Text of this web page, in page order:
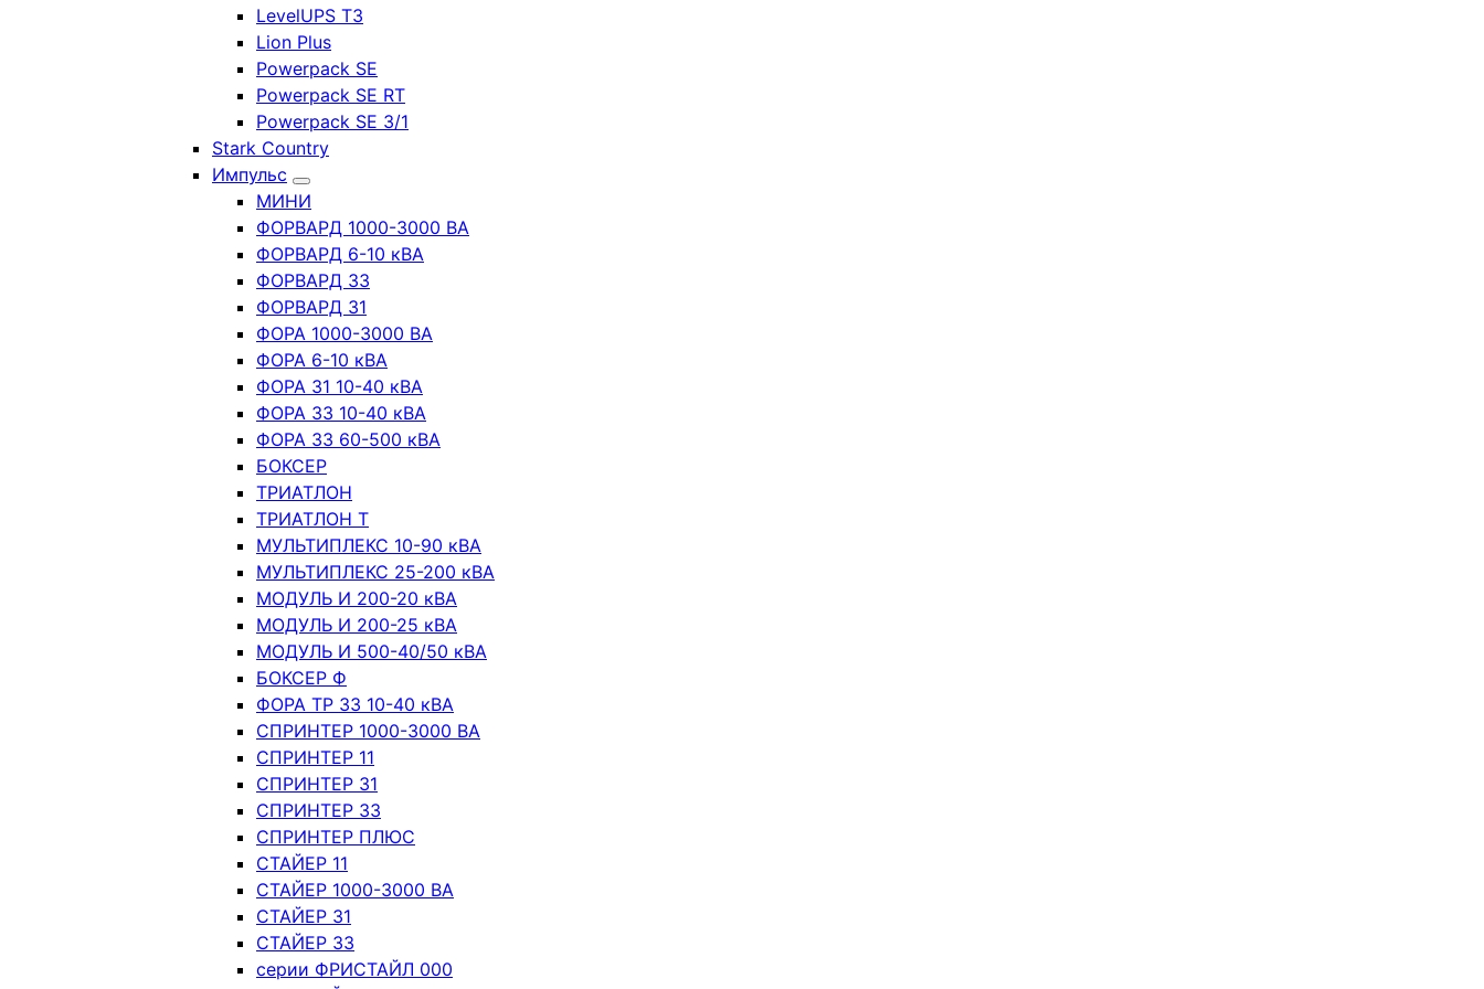
LevelUPS T3
Lion Plus
Powerpack SE
Powerpack SE RT
Powerpack SE 3/1
Stark Country
Импульс
МИНИ
ФОРВАРД 1000-3000 ВА
ФОРВАРД 6-10 кВА
ФОРВАРД 33
ФОРВАРД 31
ФОРА 1000-3000 ВА
ФОРА 6-10 кВА
ФОРА 31 10-40 кВА
ФОРА 33 10-40 кВА
ФОРА 33 60-500 кВА
БОКСЕР
ТРИАТЛОН
ТРИАТЛОН Т
МУЛЬТИПЛЕКС 10-90 кВА
МУЛЬТИПЛЕКС 25-200 кВА
МОДУЛЬ И 200-20 кВА
МОДУЛЬ И 200-25 кВА
МОДУЛЬ И 500-40/50 кВА
БОКСЕР Ф
ФОРА ТР 33 10-40 кВА
СПРИНТЕР 1000-3000 ВА
СПРИНТЕР 11
СПРИНТЕР 31
СПРИНТЕР 33
СПРИНТЕР ПЛЮС
СТАЙЕР 11
СТАЙЕР 1000-3000 ВА
СТАЙЕР 31
СТАЙЕР 33
серии ФРИСТАЙЛ 000